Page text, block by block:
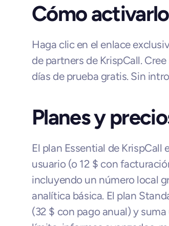
Cómo activarlo
Haga clic en el enlace
de partners de KrispCall.
días de prueba gratis. Sin
Planes y
El plan Essential de KrispCall
usuario (o 12 $ con
incluyendo un número local
analítica básica. El plan
(32 $ con pago anual) y